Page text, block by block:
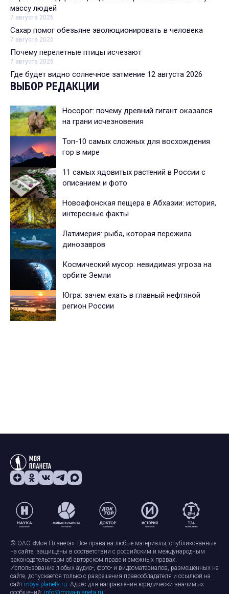
массу людей
7 августа 2026
Сахар помог обезьяне эволюционировать в человека
7 августа 2026
Почему перелетные птицы исчезают
7 августа 2026
Где будет видно солнечное затмение 12 августа 2026
ВЫБОР РЕДАКЦИИ
Носорог: почему древний гигант оказался
на грани исчезновения
Топ-10 самых сложных для восхождения
гор в мире
11 самых ядовитых растений в России с
описанием и фото
Новоафонская пещера в Абхазии: история,
интересные факты
Латимерия: рыба, которая пережила
динозавров
Космический мусор: невидимая угроза на
орбите Земли
Югра: зачем ехать в главный нефтяной
регион России
© ОАО «Моя Планета». Все права на любые материалы, опубликованные
на сайте, защищены в соответствии с российским и международным
законодательством об авторском праве и смежных правах.
Использование любых аудио-, фото- и видеоматериалов, размещенных на
сайте, допускается только с разрешения правообладателя и ссылкой на
сайт moya-planeta.ru. Адрес для направления юридически значимых
сообщений: info@moya-planeta.ru